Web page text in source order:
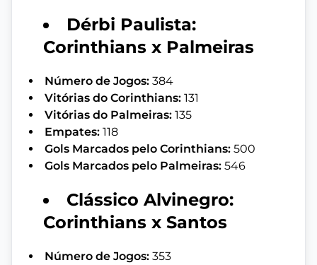
Dérbi Paulista:
Corinthians x Palmeiras
Número de Jogos: 384
Vitórias do Corinthians: 131
Vitórias do Palmeiras: 135
Empates: 118
Gols Marcados pelo Corinthians: 500
Gols Marcados pelo Palmeiras: 546
Clássico Alvinegro:
Corinthians x Santos
Número de Jogos: 353